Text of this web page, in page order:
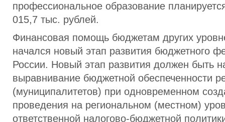
профессиональное образование
015,7 тыс. рублей.
Финансовая помощь бюджетам других
начался новый этап развития бюджетного
России. Новый этап развития должен быть
выравнивание бюджетной обеспеченности
(муниципалитетов) при одновременном
проведения на региональном (местном)
ответственной налогово-бюджетной